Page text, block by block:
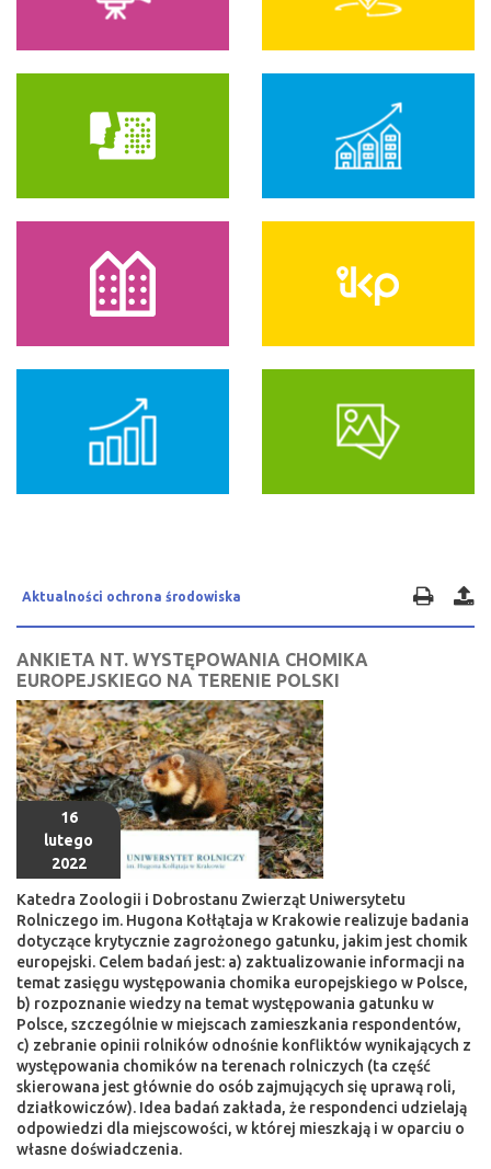
Aktualności ochrona środowiska
ANKIETA NT. WYSTĘPOWANIA CHOMIKA
EUROPEJSKIEGO NA TERENIE POLSKI
16
lutego
2022
Katedra Zoologii i Dobrostanu Zwierząt Uniwersytetu
Rolniczego im. Hugona Kołłątaja w Krakowie realizuje badania
dotyczące krytycznie zagrożonego gatunku, jakim jest chomik
europejski. Celem badań jest: a) zaktualizowanie informacji na
temat zasięgu występowania chomika europejskiego w Polsce,
b) rozpoznanie wiedzy na temat występowania gatunku w
Polsce, szczególnie w miejscach zamieszkania respondentów,
c) zebranie opinii rolników odnośnie konfliktów wynikających z
występowania chomików na terenach rolniczych (ta część
skierowana jest głównie do osób zajmujących się uprawą roli,
działkowiczów). Idea badań zakłada, że respondenci udzielają
odpowiedzi dla miejscowości, w której mieszkają i w oparciu o
własne doświadczenia.